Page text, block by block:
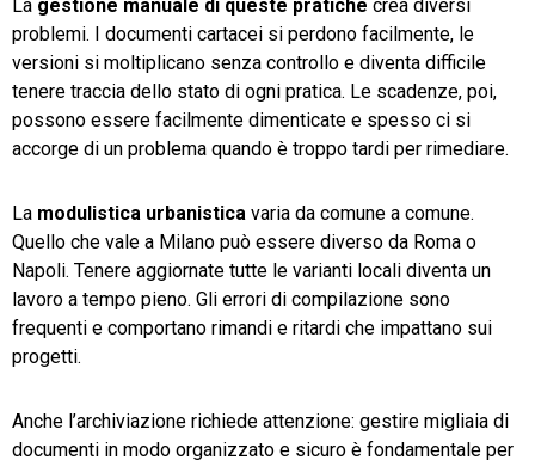
La gestione manuale di queste pratiche crea diversi
problemi. I documenti cartacei si perdono facilmente, le
versioni si moltiplicano senza controllo e diventa difficile
tenere traccia dello stato di ogni pratica. Le scadenze, poi,
possono essere facilmente dimenticate e spesso ci si
accorge di un problema quando è troppo tardi per rimediare.
La modulistica urbanistica varia da comune a comune.
Quello che vale a Milano può essere diverso da Roma o
Napoli. Tenere aggiornate tutte le varianti locali diventa un
lavoro a tempo pieno. Gli errori di compilazione sono
frequenti e comportano rimandi e ritardi che impattano sui
progetti.
Anche l’archiviazione richiede attenzione: gestire migliaia di
documenti in modo organizzato e sicuro è fondamentale per